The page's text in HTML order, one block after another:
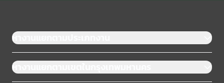
หางานแยกตามประเภทงาน
หางานแยกตามเขตในกรุงเทพมหานคร